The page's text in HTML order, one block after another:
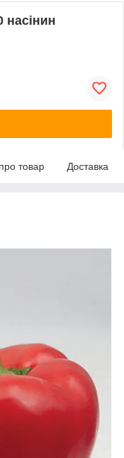
насінин
товар Доставка